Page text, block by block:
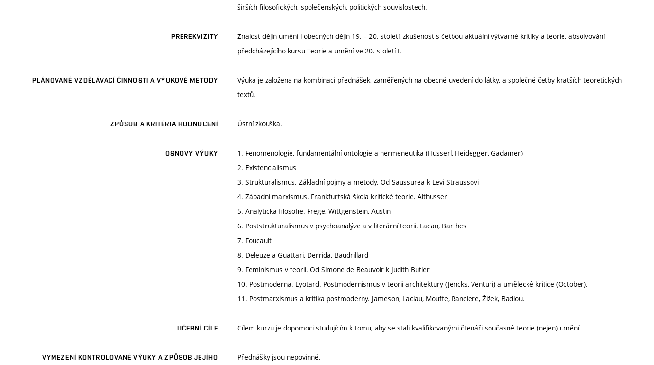
širších filosofických, společenských, politických souvislostech.
PREREKVIZITY
Znalost dějin umění i obecných dějin 19. – 20. století, zkušenost s četbou aktuální výtvarné kritiky a teorie, absolvování
předcházejícího kursu Teorie a umění ve 20. století I.
PLÁNOVANÉ VZDĚLÁVACÍ ČINNOSTI A VÝUKOVÉ METODY
Výuka je založena na kombinaci přednášek, zaměřených na obecné uvedení do látky, a společné četby kratších teoretických
textů.
ZPŮSOB A KRITÉRIA HODNOCENÍ Ústní zkouška.
OSNOVY VÝUKY
1. Fenomenologie, fundamentální ontologie a hermeneutika (Husserl, Heidegger, Gadamer)
2. Existencialismus
3. Strukturalismus. Základní pojmy a metody. Od Saussurea k Levi-Straussovi
4. Západní marxismus. Frankfurtská škola kritické teorie. Althusser
5. Analytická filosofie. Frege, Wittgenstein, Austin
6. Poststrukturalismus v psychoanalýze a v literární teorii. Lacan, Barthes
7. Foucault
8. Deleuze a Guattari, Derrida, Baudrillard
9. Feminismus v teorii. Od Simone de Beauvoir k Judith Butler
10. Postmoderna. Lyotard. Postmodernismus v teorii architektury (Jencks, Venturi) a umělecké kritice (October).
11. Postmarxismus a kritika postmoderny. Jameson, Laclau, Mouffe, Ranciere, Žižek, Badiou.
UČEBNÍ CÍLE Cílem kurzu je dopomoci studujícím k tomu, aby se stali kvalifikovanými čtenáři současné teorie (nejen) umění.
VYMEZENÍ KONTROLOVANÉ VÝUKY A ZPŮSOB JEJÍHO
Přednášky jsou nepovinné.